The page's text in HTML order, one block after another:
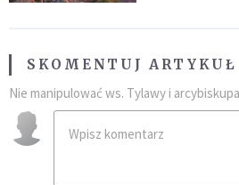
SKOMENTUJ ARTYKUŁ
Nie manipulować ws. Tylawy i